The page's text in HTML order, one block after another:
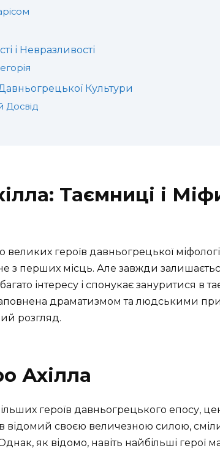
і Невразливості
Культури
Досвід
Таємниці і
героїв давньогрецької міфології,
з перших місць. Але завжди
інтересу і спонукає зануритися в
наповнена драматизмом та людськими
розгляд.
Ахілла
героїв давньогрецького епосу,
відомий своєю величезною силою,
як відомо, навіть найбільші герої